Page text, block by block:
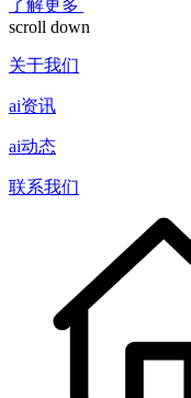
了解更多
scroll down
关于我们
ai资讯
ai动态
联系我们